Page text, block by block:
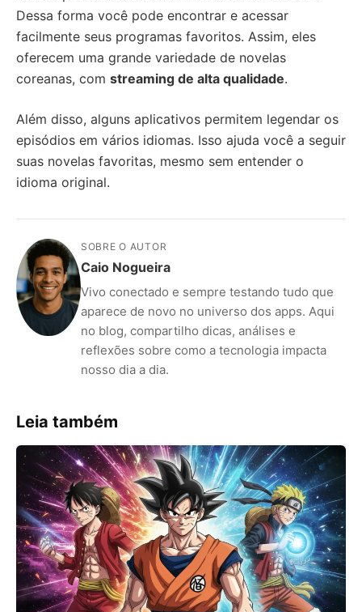
Dessa forma você pode encontrar e acessar
facilmente seus programas favoritos. Assim, eles
oferecem uma grande variedade de novelas
coreanas, com streaming de alta qualidade.
Além disso, alguns aplicativos permitem legendar os
episódios em vários idiomas. Isso ajuda você a seguir
suas novelas favoritas, mesmo sem entender o
idioma original.
SOBRE O AUTOR
Caio Nogueira
Vivo conectado e sempre testando tudo que
aparece de novo no universo dos apps. Aqui
no blog, compartilho dicas, análises e
reflexões sobre como a tecnologia impacta
nosso dia a dia.
Leia também